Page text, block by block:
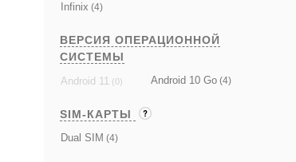
Infinix (4)
ВЕРСИЯ ОПЕРАЦИОННОЙ
СИСТЕМЫ
Android 11 (0) Android 10 Go (4)
SIM-КАРТЫ
Dual SIM (4)